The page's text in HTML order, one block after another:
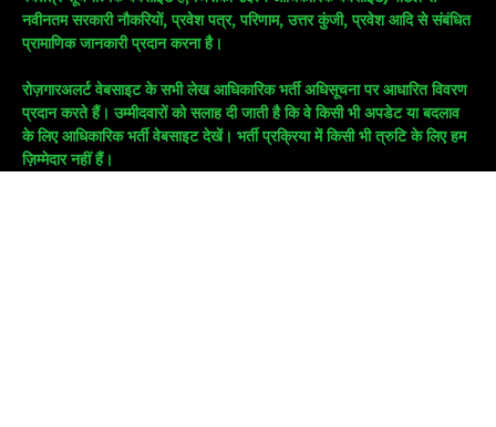
नवीनतम सरकारी नौकरियों, प्रवेश पत्र, परिणाम, उत्तर कुंजी, प्रवेश आदि से संबंधित
प्रामाणिक जानकारी प्रदान करना है।
रोज़गारअलर्ट वेबसाइट के सभी लेख आधिकारिक भर्ती अधिसूचना पर आधारित विवरण
प्रदान करते हैं। उम्मीदवारों को सलाह दी जाती है कि वे किसी भी अपडेट या बदलाव
के लिए आधिकारिक भर्ती वेबसाइट देखें। भर्ती प्रक्रिया में किसी भी त्रुटि के लिए हम
ज़िम्मेदार नहीं हैं।